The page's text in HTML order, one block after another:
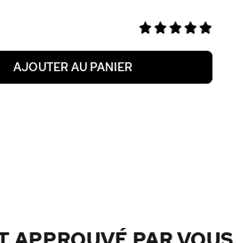
AJOUTER AU PANIER